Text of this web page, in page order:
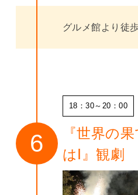
グルメ館より徒
18：30～20：00
『世界の
はⅠ』観劇